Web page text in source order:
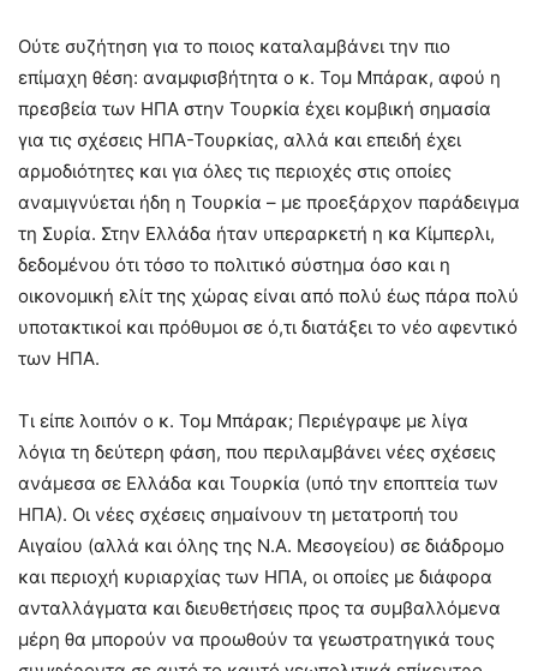
Ούτε συζήτηση για το ποιος καταλαμβάνει την πιο
επίμαχη θέση: αναμφισβήτητα ο κ. Τομ Μπάρακ, αφού η
πρεσβεία των ΗΠΑ στην Τουρκία έχει κομβική σημασία
για τις σχέσεις ΗΠΑ-Τουρκίας, αλλά και επειδή έχει
αρμοδιότητες και για όλες τις περιοχές στις οποίες
αναμιγνύεται ήδη η Τουρκία – με προεξάρχον παράδειγμα
τη Συρία. Στην Ελλάδα ήταν υπεραρκετή η κα Κίμπερλι,
δεδομένου ότι τόσο το πολιτικό σύστημα όσο και η
οικονομική ελίτ της χώρας είναι από πολύ έως πάρα πολύ
υποτακτικοί και πρόθυμοι σε ό,τι διατάξει το νέο αφεντικό
των ΗΠΑ.
Τι είπε λοιπόν ο κ. Τομ Μπάρακ; Περιέγραψε με λίγα
λόγια τη δεύτερη φάση, που περιλαμβάνει νέες σχέσεις
ανάμεσα σε Ελλάδα και Τουρκία (υπό την εποπτεία των
ΗΠΑ). Οι νέες σχέσεις σημαίνουν τη μετατροπή του
Αιγαίου (αλλά και όλης της Ν.Α. Μεσογείου) σε διάδρομο
και περιοχή κυριαρχίας των ΗΠΑ, οι οποίες με διάφορα
ανταλλάγματα και διευθετήσεις προς τα συμβαλλόμενα
μέρη θα μπορούν να προωθούν τα γεωστρατηγικά τους